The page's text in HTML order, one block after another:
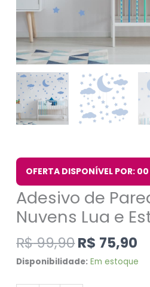
OFERTA DISPONÍVEL POR: 00
Adesivo de
Nuvens Lua e
R$99,90R$ 75,90
Disponibilidade: Em estoque